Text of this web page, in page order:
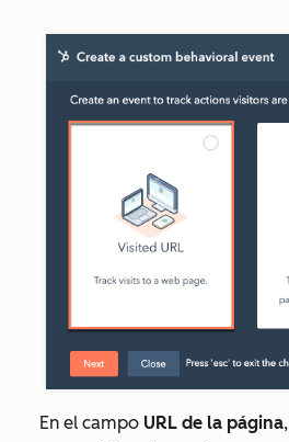
En el campo URL de la página